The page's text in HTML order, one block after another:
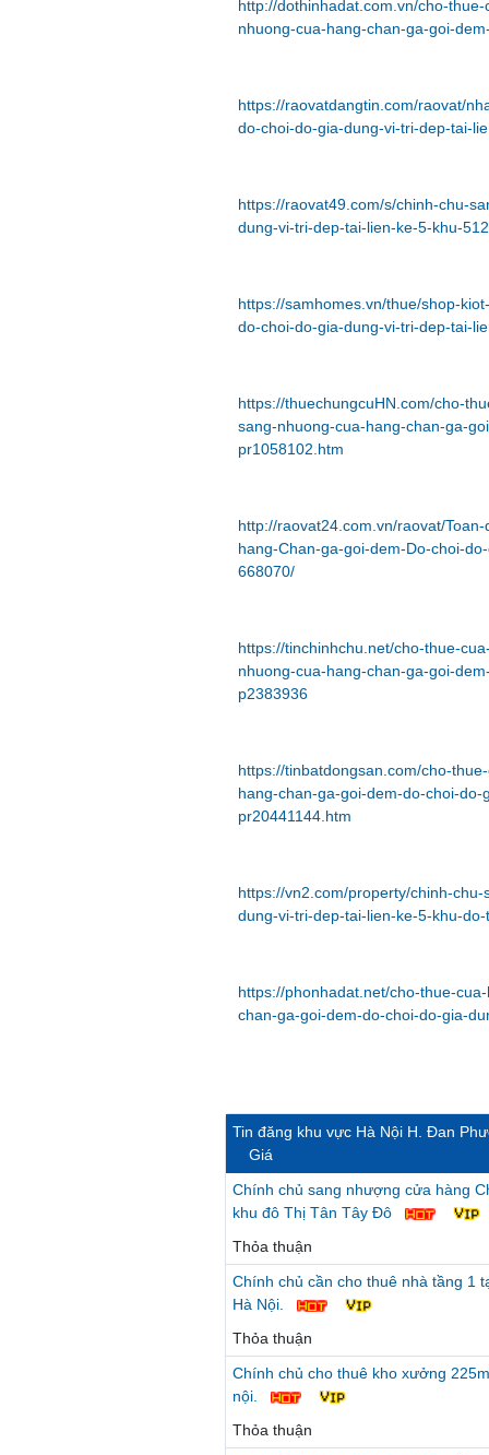
http://dothinhadat.com.vn/cho-
nhuong-cua-hang-chan-ga-goi-
https://raovatdangtin.com/raovat/
do-choi-do-gia-dung-vi-tri-dep-tai-
https://raovat49.com/s/chinh-chu-
dung-vi-tri-dep-tai-lien-ke-5-khu-
https://samhomes.vn/thue/shop-
do-choi-do-gia-dung-vi-tri-dep-tai-
https://thuechungcuHN.com/cho-
sang-nhuong-cua-hang-chan-ga-
pr1058102.htm
http://raovat24.com.vn/raovat/
hang-Chan-ga-goi-dem-Do-choi-
668070/
https://tinchinhchu.net/cho-thue-
nhuong-cua-hang-chan-ga-goi-
p2383936
https://tinbatdongsan.com/cho-
hang-chan-ga-goi-dem-do-choi-
pr20441144.htm
https://vn2.com/property/chinh-
dung-vi-tri-dep-tai-lien-ke-5-khu-
https://phonhadat.net/cho-thue-
chan-ga-goi-dem-do-choi-do-gia-
Tin đăng khu vực Hà Nội H. Đan
Giá
Chính chủ sang nhượng cửa hàng
khu đô Thị Tân Tây Đô
Thỏa thuận
Chính chủ cần cho thuê nhà tầng 1
Hà Nội.
Thỏa thuận
Chính chủ cho thuê kho xưởng
nội.
Thỏa thuận